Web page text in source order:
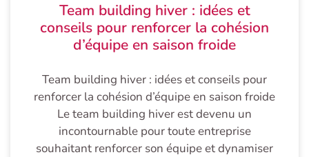
Team building hiver : idées et
conseils pour renforcer la cohésion
d’équipe en saison froide
Team building hiver : idées et conseils pour
renforcer la cohésion d’équipe en saison froide
Le team building hiver est devenu un
incontournable pour toute entreprise
souhaitant renforcer son équipe et dynamiser